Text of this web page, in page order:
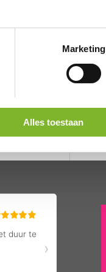
Marketing
Alles toestaan